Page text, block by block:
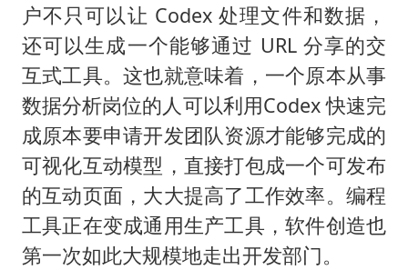
户不只可以让 Codex 处理文件和数据，
还可以生成一个能够通过 URL 分享的交
互式工具。这也就意味着，一个原本从事
数据分析岗位的人可以利用Codex 快速完
成原本要申请开发团队资源才能够完成的
可视化互动模型，直接打包成一个可发布
的互动页面，大大提高了工作效率。编程
工具正在变成通用生产工具，软件创造也
第一次如此大规模地走出开发部门。